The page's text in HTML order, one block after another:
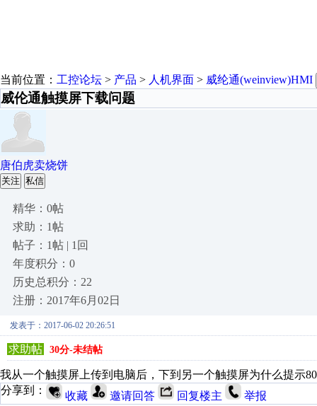
当前位置： 工控论坛 > 产品 > 人机界面 > 威纶通(weinview)HMI
威伦通触摸屏下载问题
唐伯虎卖烧饼
关注 私信
精华：0帖
求助：1帖
帖子：1帖 | 1回
年度积分：0
历史总积分：22
注册：2017年6月02日
发表于：2017-06-02 20:26:51
求助帖 30分-未结帖
我从一个触摸屏上传到电脑后，下到另一个触摸屏为什么提示
分享到：
收藏 邀请回答 回复楼主 举报